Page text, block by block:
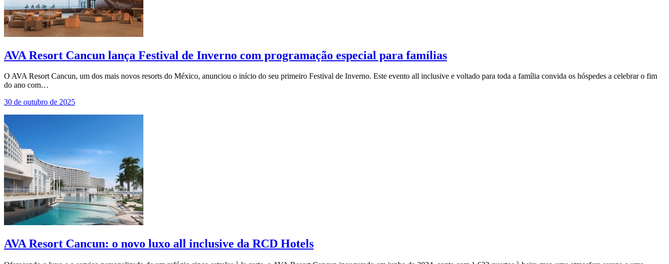
AVA Resort Cancun lança Festival de Inverno com programação especial para famílias
O AVA Resort Cancun, um dos mais novos resorts do México, anunciou o início do seu primeiro Festival de Inverno. Este evento all inclusive e voltado para toda a família convida os hóspedes a celebrar o fim
do ano com…
30 de outubro de 2025
AVA Resort Cancun: o novo luxo all inclusive da RCD Hotels